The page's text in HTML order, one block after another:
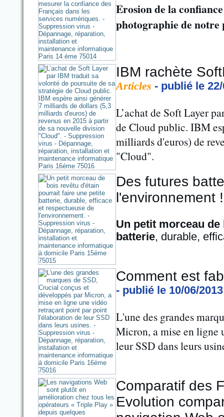
Erosion de la
photographie de
IBM rachète
Articles - publié le
L’achat de Soft Layer
de Cloud public. IBM
milliards d'euros) de
"Cloud".
Des futures
l'environnement !
Un petit morceau
batterie, durable,
Comment est
- publié le 10/06/2013
L'une des grandes
Micron, a mise en ligne
leur SSD dans leurs
Comparatif des
Evolution